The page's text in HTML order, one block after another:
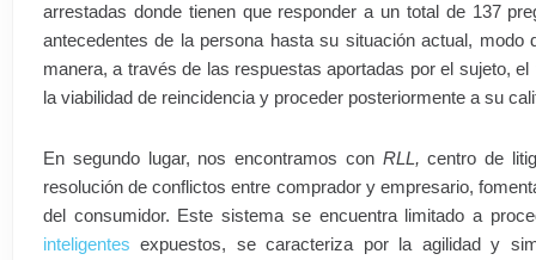
arrestadas donde tienen que responder a un total de 137
antecedentes de la persona hasta su situación actual,
manera, a través de las respuestas aportadas por el sujeto,
la viabilidad de reincidencia y proceder posteriormente a su
En segundo lugar, nos encontramos con RLL,centro de
resolución de conflictos entre comprador y empresario,
del consumidor. Este sistema se encuentra limitado a
inteligentes expuestos, se caracteriza por la agilidad y